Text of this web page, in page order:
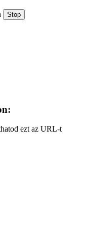
Stop
ezt az URL-t